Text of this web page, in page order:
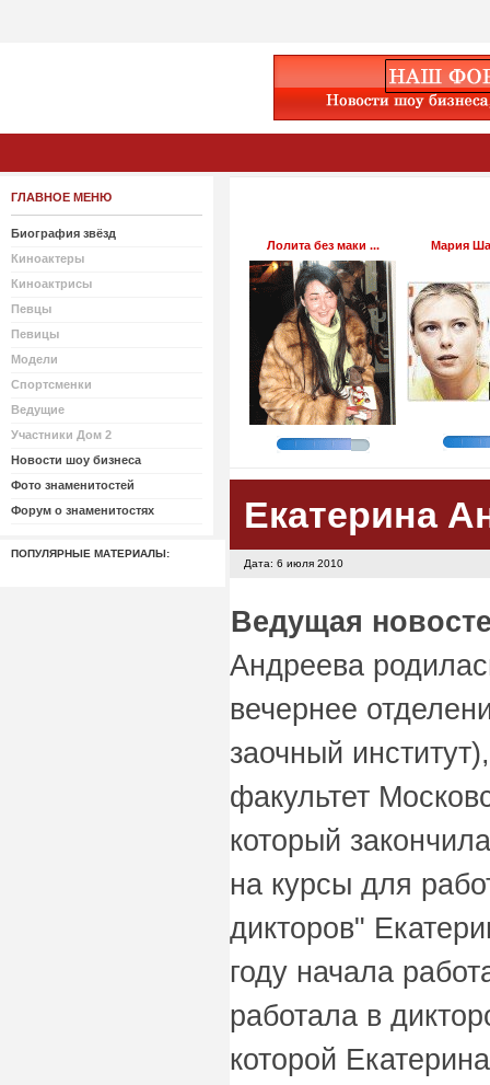
ГЛАВНОЕ МЕНЮ
Биография звёзд
Киноактеры
Киноактрисы
Певцы
Певицы
Модели
Спортсменки
Ведущие
Участники Дом 2
Новости шоу бизнеса
Фото знаменитостей
Форум о знаменитостях
ПОПУЛЯРНЫЕ МАТЕРИАЛЫ:
Лолита без маки ... Мария
Екатерина
Дата: 6 июля 2010
Ведущая
Андреева
вечернее
заочный
факультет
который
на курсы для
дикторов"
году начала
работала в
которой